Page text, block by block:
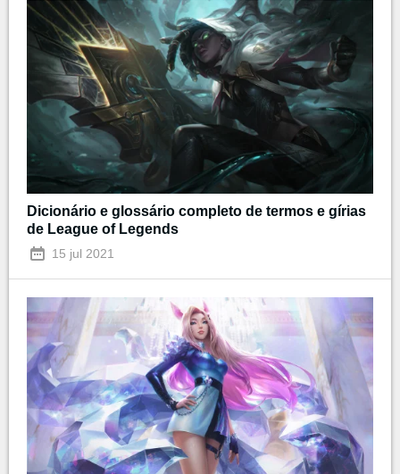
Dicionário e glossário completo de termos e gírias
de League of Legends
15 jul 2021